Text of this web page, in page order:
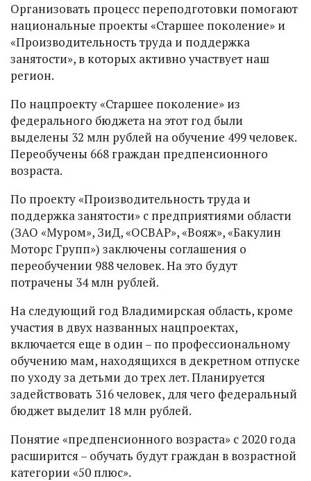
Организовать процесс переподготовки помогают
национальные проекты «Старшее поколение» и
«Производительность труда и поддержка
занятости», в которых активно участвует наш
регион.
По нацпроекту «Старшее поколение» из
федерального бюджета на этот год были
выделены 32 млн рублей на обучение 499 человек.
Переобучены 668 граждан предпенсионного
возраста.
По проекту «Производительность труда и
поддержка занятости» с предприятиями области
(ЗАО «Муром», ЗиД, «ОСВАР», «Вояж», «Бакулин
Моторс Групп») заключены соглашения о
переобучении 988 человек. На это будут
потрачены 34 млн рублей.
На следующий год Владимирская область, кроме
участия в двух названных нацпроектах,
включается еще в один – по профессиональному
обучению мам, находящихся в декретном отпуске
по уходу за детьми до трех лет. Планируется
задействовать 316 человек, для чего федеральный
бюджет выделит 18 млн рублей.
Понятие «предпенсионного возраста» с 2020 года
расширится – обучать будут граждан в возрастной
категории «50 плюс».